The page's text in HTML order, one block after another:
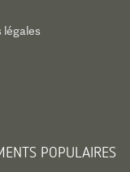
légales
POPULAIRES